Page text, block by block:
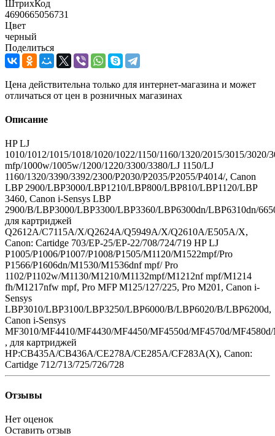
ШтрихКод
4690665056731
Цвет
черный
Поделиться
Цена действительна только для интернет-магазина и может
отличаться от цен в розничных магазинах
Описание
HP LJ
1010/1012/1015/1018/1020/1022/1150/1160/1320/2015/3015/
mfp/1000w/1005w/1200/1220/3300/3380/LJ 1150/LJ
1160/1320/3390/3392/2300/P2030/P2035/P2055/P4014/, Canon
LBP 2900/LBP3000/LBP1210/LBP800/LBP810/LBP1120/LBP
3460, Canon i-Sensys LBP
2900/B/LBP3000/LBP3300/LBP3360/LBP6300dn/LBP6310dn/
для картриджей
Q2612A/C7115A/X/Q2624A/Q5949A/X/Q2610A/E505A/X,
Canon: Cartidge 703/EP-25/EP-22/708/724/719 HP LJ
P1005/P1006/P1007/P1008/P1505/M1120/M1522mpf/Pro
P1566/P1606dn/M1530/M1536dnf mpf/ Pro
1102/P1102w/M1130/M1210/M1132mpf/M1212nf mpf/M1214
fh/M1217nfw mpf, Pro MFP M125/127/225, Pro M201, Canon i-
Sensys
LBP3010/LBP3100/LBP3250/LBP6000/B/LBP6020/B/LBP6200d,
Canon i-Sensys
MF3010/MF4410/MF4430/MF4450/MF4550d/MF4570d/
, для картриджей
HP:СB435A/CB436A/CE278A/CE285A/CF283A(X), Canon:
Cartidge 712/713/725/726/728
Отзывы
Нет оценок
Оставить отзыв